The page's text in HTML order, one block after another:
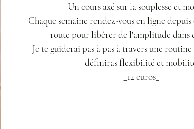
Un cours axé sur la souplesse et
Chaque semaine rendez-vous en ligne
route pour libérer de l'amplitude dans
Je te guiderai pas à pas à travers une
définiras flexibilité et
_12 euros_